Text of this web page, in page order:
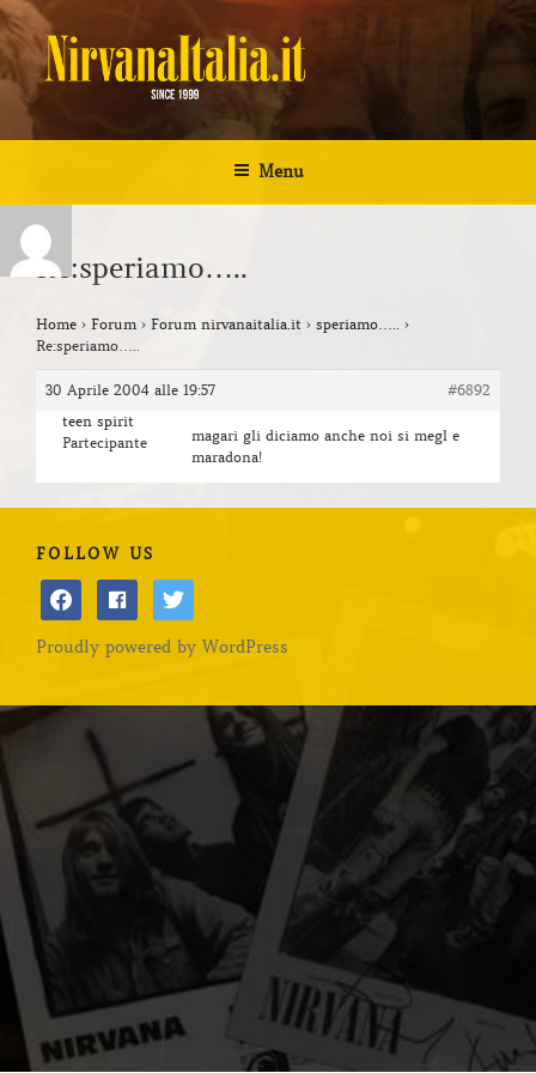
Salta
al
contenuto
NIRVANA ITALIA
Menu
Re:speriamo…..
Home › Forum › Forum nirvanaitalia.it › speriamo….. ›
Re:speriamo…..
30 Aprile 2004 alle 19:57
#6892
teen spirit
Partecipante
magari gli diciamo anche noi si megl e
maradona!
FOLLOW US
facebookfacebooktwitter
Proudly powered by WordPress